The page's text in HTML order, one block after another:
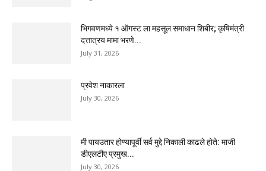
भिगवणमध्ये १ ऑगस्ट ला महसूल समाधान शिबीर; कृषिमंत्री
दत्तात्रय मामा भरणे...
July 31, 2026
प्रवेश नाकारला
July 30, 2026
मी पायउतार होण्यापूर्वी सर्व मुद्दे निकाली काढले होते: माजी
डीएलटीए प्रमुख...
July 30, 2026